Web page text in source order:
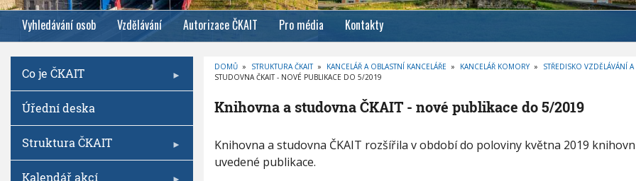
l
v
Vyhledávání osob Vzdělávání Autorizace ČKAIT Pro média Kontakty
D
B
E
O
V
N
DOMŮ » STRUKTURA ČKAIT » KANCELÁŘ A OBLASTNÍ KANCELÁŘE » KANCELÁŘ KOMORY » STŘEDISKO VZDĚLÁVÁNÍ
STUDOVNA ČKAIT - NOVÉ PUBLIKACE DO 5/2019
Knihovna a studovna ČKAIT - nové publikace do 5/2019
K
i
Knihovna a studovna ČKAIT rozšířila v období do poloviny května 2019
uvedené publikace.
Co je ČKAIT
Úřední deska
Struktura ČKAIT
Kalendář akcí